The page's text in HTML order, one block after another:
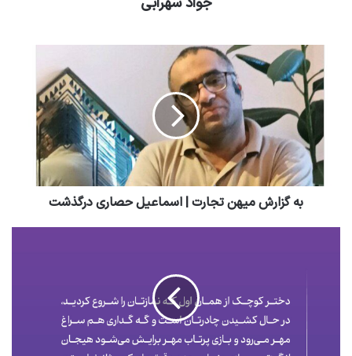
به گزارش میهن تجارت | اسماعیل حصاری درگذشت